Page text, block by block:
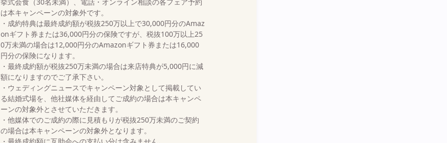
は本キャンペーンの対象外です。
・成約特典は最終成約額が税抜250万以上で30,000円分のAmaz
onギフト券または36,000円分の保険ですが、税抜100万以上25
0万未満の場合は12,000円分のAmazonギフト券または16,000
円分の保険になります。
・最終成約額が税抜250万未満の場合は来店特典が5,000円に減
額になりますのでご了承下さい。
・ウェディングニュースでキャンペーン対象として掲載してい
る結婚式場を、他社媒体を経由してご成約の場合は本キャンペ
ーンの対象外とさせていただきます。
・他媒体でのご成約の際に見積もりが税抜250万未満のご契約
の場合は本キャンペーンの対象外となります。